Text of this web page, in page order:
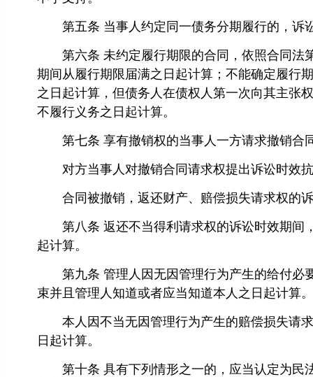
第五条 当事人约定同一债务分期履行的，诉
第六条 未约定履行期限的合同，依照合同法
期间从履行期限届满之日起计算；不能确定履行
之日起计算，但债务人在债权人第一次向其主张
不履行义务之日起计算。
第七条 享有撤销权的当事人一方请求撤销合
对方当事人对撤销合同请求权提出诉讼时效抗
合同被撤销，返还财产、赔偿损失请求权的
第八条 返还不当得利请求权的诉讼时效期间
起计算。
第九条 管理人因无因管理行为产生的给付必
束并且管理人知道或者应当知道本人之日起计算。
本人因不当无因管理行为产生的赔偿损失请求
日起计算。
第十条 具有下列情形之一的，应当认定为民